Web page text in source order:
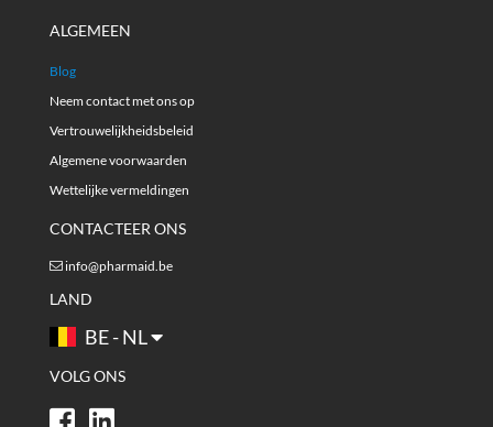
ALGEMEEN
Blog
Neem contact met ons op
Vertrouwelijkheidsbeleid
Algemene voorwaarden
Wettelijke vermeldingen
CONTACTEER ONS
info@pharmaid.be
LAND
BE - NL
VOLG ONS